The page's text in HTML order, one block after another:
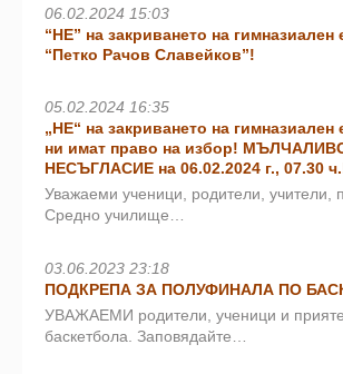
06.02.2024 15:03
“НЕ” на закриването на гимназиален
“Петко Рачов Славейков”!
05.02.2024 16:35
„НЕ“ на закриването на гимназиален
ни имат право на избор!
НЕСЪГЛАСИЕ на 06.02.2024 г., 07.30
Уважаеми ученици, родители, учители,
Средно училище…
03.06.2023 23:18
ПОДКРЕПА ЗА ПОЛУФИНАЛА ПО
УВАЖАЕМИ родители, ученици и
баскетбола. Заповядайте…